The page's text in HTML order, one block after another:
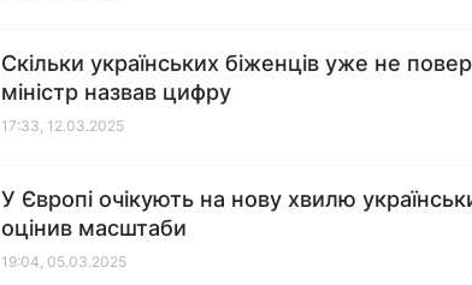
Скільки українських біженців уже не
міністр назвав цифру
17:33, 12.03.2025
У Європі очікують на нову хвилю
оцінив масштаби
19:04, 05.03.2025